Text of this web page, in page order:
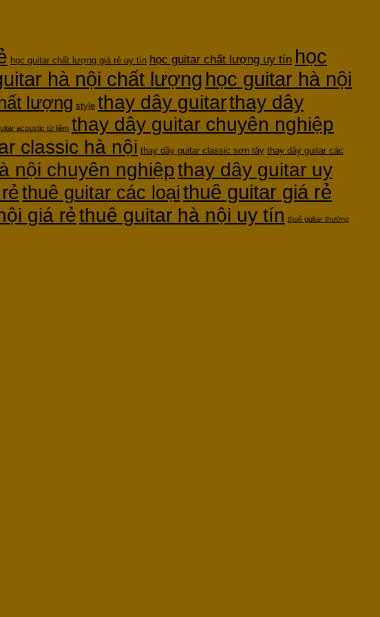
học guitar chất lượng giá rẻ uy tín học guitar chất lượng uy tín học
hà nội chất lượng học guitar hà nội
lượng style thay dây guitarthay dây
acoustic từ liêm thay dây guitar chuyên nghiệp
classic hà nội thay dây guitar classic sơn tây thay dây guitar các
nội chuyên nghiệpthay dây guitar uy
thuê guitar các loạithuê guitar giá rẻ
giá rẻthuê guitar hà nội uy tín thuê guitar thường